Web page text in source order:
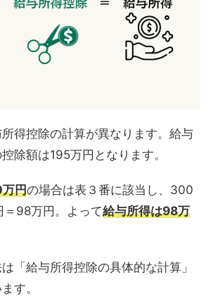
得控除の計算が異なります。給与
除額は195万円となります。
円の場合は表３番に該当し、300
98万円。よって給与所得は98万
「給与所得控除の具体的な計算」
す。